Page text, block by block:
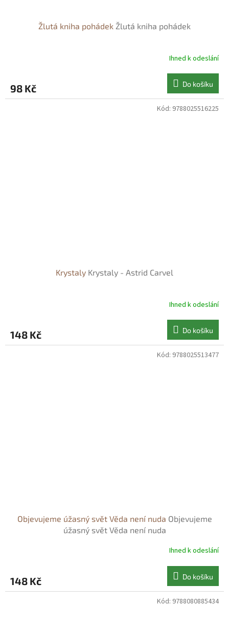
Žlutá kniha pohádek Žlutá kniha pohádek
Ihned k odeslání
98 Kč Do košíku
Krystaly Krystaly - Astrid Carvel
Ihned k odeslání
148 Kč Do košíku
Kód: 9788025516225
Objevujeme úžasný svět Věda není nuda Objevujeme
úžasný svět Věda není nuda
Ihned k odeslání
148 Kč Do košíku
Kód: 9788025513477
Kód: 9788080885434